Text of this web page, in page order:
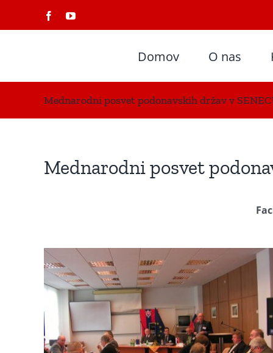
FacebookYouTube
Domov O nas
Mednarodni posvet podonavskih držav v
Mednarodni posvet